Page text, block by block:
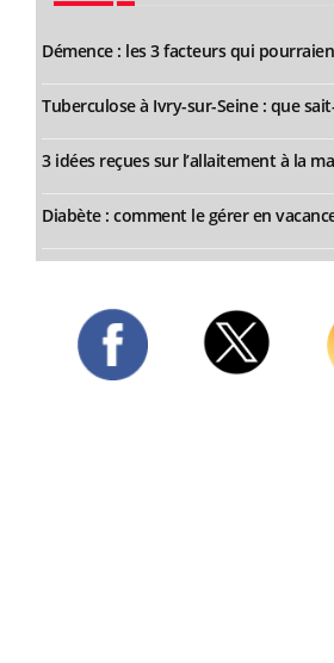
Démence : les 3 facteurs qui
Tuberculose à Ivry-sur-Seine : que
3 idées reçues sur l’allaitement à la
Diabète : comment le gérer en